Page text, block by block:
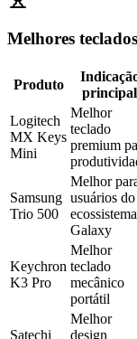
Melhores
Produto
principal
Logitech
MX Keys
Mini
Melhor
teclado
premium
Samsung
Trio 500
Melhor
usuários do
ecossistema
Galaxy
Keychron
K3 Pro
Melhor
teclado
mecânico
portátil
Satechi
Melhor
design